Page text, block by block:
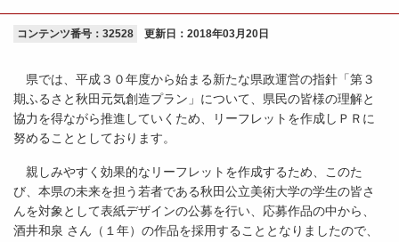
コンテンツ番号：32528 更新日： 2018年03月20日
県では、平成３０年度から始まる新たな県政運営の指針「第３
期ふるさと秋田元気創造プラン」について、県民の皆様の理解と
協力を得ながら推進していくため、リーフレットを作成しＰＲに
努めることとしております。
親しみやすく効果的なリーフレットを作成するため、このた
び、本県の未来を担う若者である秋田公立美術大学の学生の皆さ
んを対象として表紙デザインの公募を行い、応募作品の中から、
酒井和泉 さん（１年）の作品を採用することとなりましたので、